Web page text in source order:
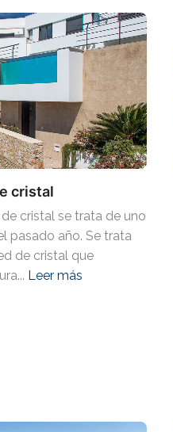
cristal
cristal se trata de uno
pasado año. Se trata
de cristal que
Leer más